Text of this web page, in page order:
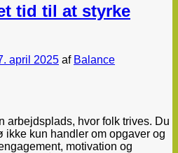
tid til at styrke
april 2025 af Balance
arbejdsplads, hvor folk trives. Du
ikke kun handler om opgaver og
motivation og